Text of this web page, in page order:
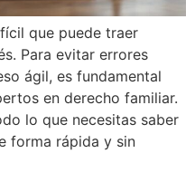
que puede traer
Para evitar errores
ágil, es fundamental
en derecho familiar.
lo que necesitas saber
forma rápida y sin